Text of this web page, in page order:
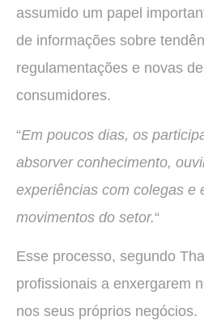
assumido um papel
de informações sobre
regulamentações e novas
consumidores.
“Em poucos dias, os
absorver conhecimento,
experiências com colegas e
movimentos do setor.“
Esse processo, segundo
profissionais a enxergarem
nos seus próprios negócios.